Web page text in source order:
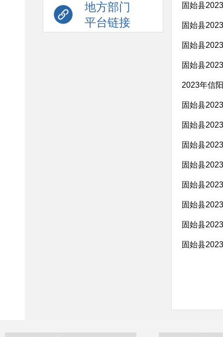
地方部门
平台链接
固始县
固始县
固始县
固始县
2023年信
固始县
固始县
固始县
固始县
固始县
固始县
固始县
固始县